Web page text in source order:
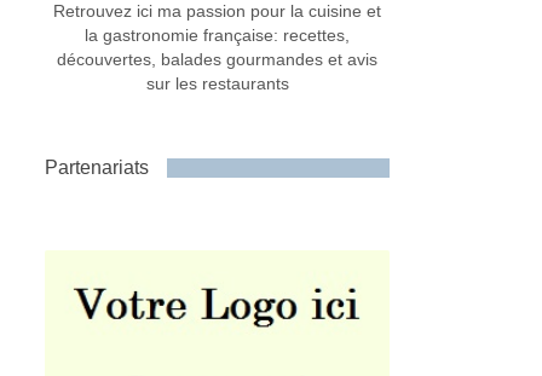
Retrouvez ici ma passion pour la cuisine et
la gastronomie française: recettes,
découvertes, balades gourmandes et avis
sur les restaurants
Partenariats